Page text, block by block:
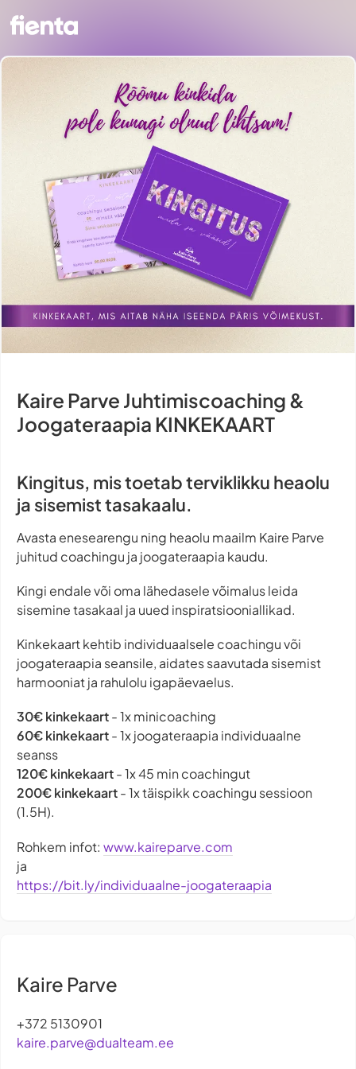
Kaire Parve Juhtimiscoaching &
Joogateraapia KINKEKAART
Kingitus, mis toetab terviklikku heaolu
ja sisemist tasakaalu.
Avasta enesearengu ning heaolu maailm Kaire Parve
juhitud coachingu ja joogateraapia kaudu.
Kingi endale või oma lähedasele võimalus leida
sisemine tasakaal ja uued inspiratsiooniallikad.
Kinkekaart kehtib individuaalsele coachingu või
joogateraapia seansile, aidates saavutada sisemist
harmooniat ja rahulolu igapäevaelus.
30€ kinkekaart- 1x minicoaching
60€ kinkekaart- 1x joogateraapia individuaalne
seanss
120€ kinkekaart- 1x 45 min coachingut
200€ kinkekaart- 1x täispikk coachingu sessioon
(1.5H).
Rohkem infot: www.kaireparve.com
ja
https://bit.ly/individuaalne-joogateraapia
Kaire Parve
+372 5130901
kaire.parve@dualteam.ee